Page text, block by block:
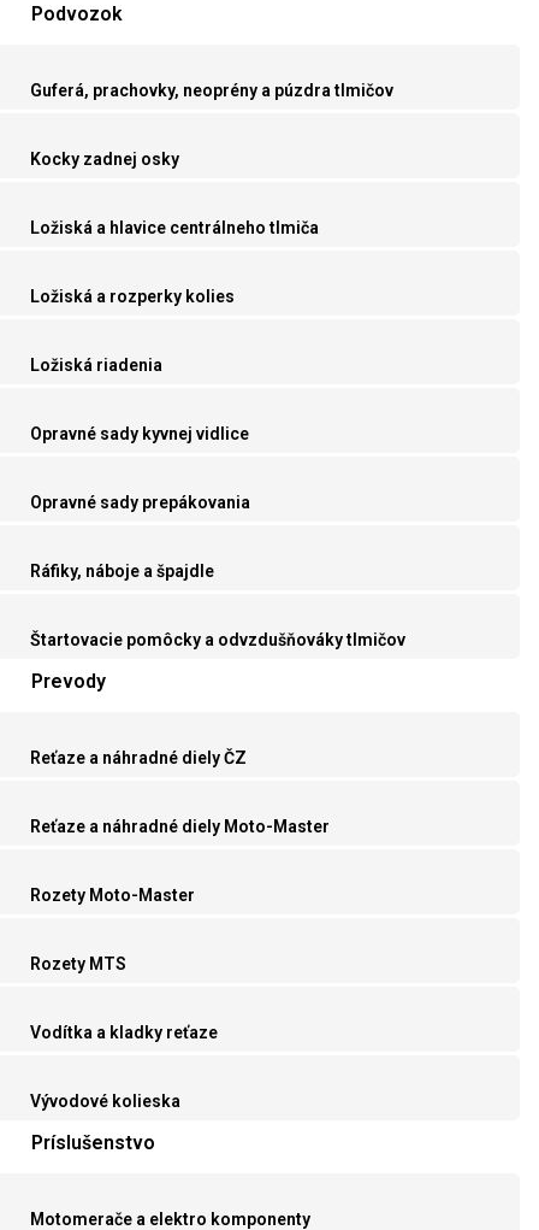
Podvozok
Guferá, prachovky, neoprény a púzdra tlmičov
Kocky zadnej osky
Ložiská a hlavice centrálneho tlmiča
Ložiská a rozperky kolies
Ložiská riadenia
Opravné sady kyvnej vidlice
Opravné sady prepákovania
Ráfiky, náboje a špajdle
Štartovacie pomôcky a odvzdušňováky tlmičov
Prevody
Reťaze a náhradné diely ČZ
Reťaze a náhradné diely Moto-Master
Rozety Moto-Master
Rozety MTS
Vodítka a kladky reťaze
Vývodové kolieska
Príslušenstvo
Motomerače a elektro komponenty